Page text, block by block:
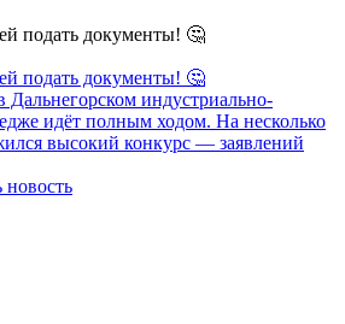
подать документы! 🤔
подать документы! 🤔
индустриально-
идёт полным ходом. На несколько
высокий конкурс — заявлений
новость